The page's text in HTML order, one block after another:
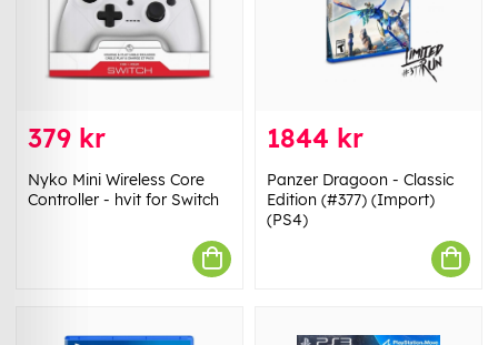
379 kr
Nyko Mini Wireless Core
Controller - hvit for Switch
1844 kr
Panzer Dragoon - Classic
Edition (#377) (Import)
(PS4)